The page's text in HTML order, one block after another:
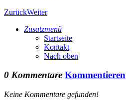
ZurückWeiter
Zusatzmenü
Startseite
Kontakt
Nach oben
0 Kommentare Kommentieren
Keine Kommentare gefunden!